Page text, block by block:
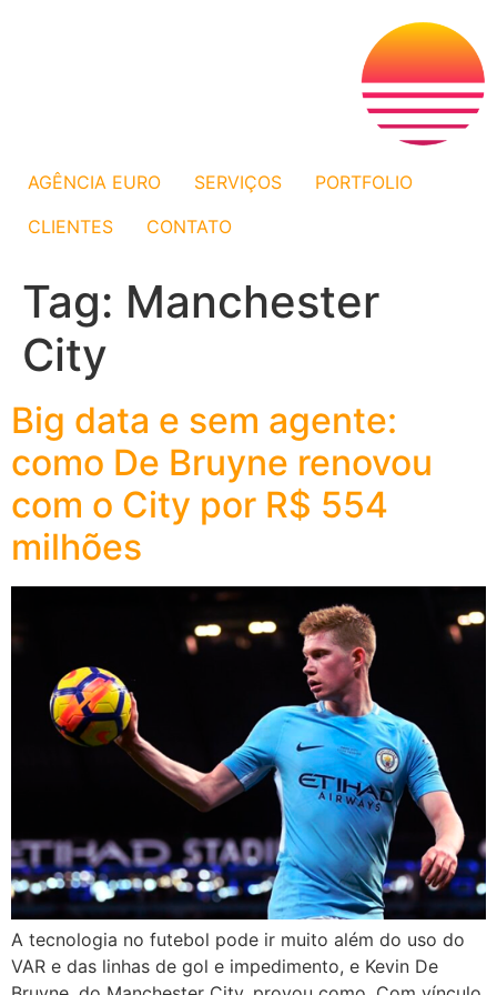
AGÊNCIA EURO SERVIÇOS
PORTFOLIO
CLIENTES
CONTATO
Tag: Manchester
City
Big data e sem agente:
como De Bruyne renovou
com o City por R$ 554
milhões
A tecnologia no futebol pode ir muito além do uso do
VAR e das linhas de gol e impedimento, e Kevin De